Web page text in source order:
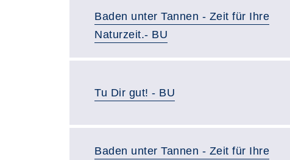
Baden unter Tannen - Zeit für Ihre
Naturzeit.- BU
Tu Dir gut! - BU
Baden unter Tannen - Zeit für Ihre